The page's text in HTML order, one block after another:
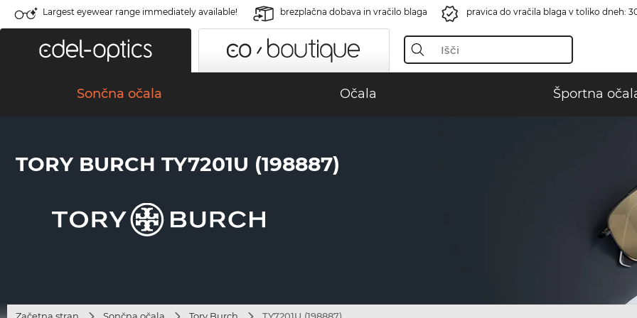
Largest eyewear range immediately available! brezplačna dobava in vračilo blaga pravica do vračila blaga v toliko dneh:
Sončna očala Očala Športna
TORY BURCH TY7201U (198887)